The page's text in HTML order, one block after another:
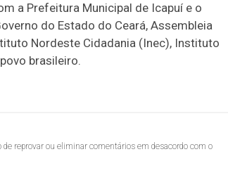
a Prefeitura Municipal de Icapuí e o
do Estado do Ceará, Assembleia
Nordeste Cidadania (Inec), Instituto
brasileiro.
reprovar ou eliminar comentários em desacordo com o